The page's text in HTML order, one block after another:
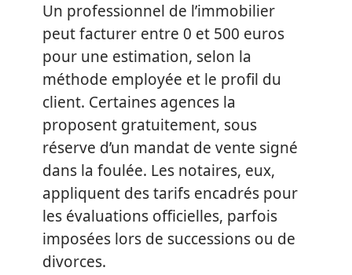
Un professionnel de l’immobilier
peut facturer entre 0 et 500 euros
pour une estimation, selon la
méthode employée et le profil du
client. Certaines agences la
proposent gratuitement, sous
réserve d’un mandat de vente signé
dans la foulée. Les notaires, eux,
appliquent des tarifs encadrés pour
les évaluations officielles, parfois
imposées lors de successions ou de
divorces.